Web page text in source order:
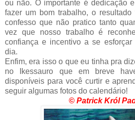
ou não. O importante é dedicação
fazer um bom trabalho, o resultado
confesso que não pratico tanto
vez que nosso trabalho é
confiança e incentivo a se
dia.
Enfim, era isso o que eu tinha pra
no Ikessauro que em breve
disponíveis para você curtir e
seguir algumas fotos do calendário!
© Patrick Król